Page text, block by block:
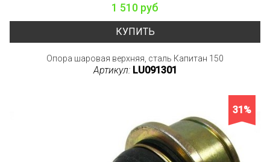
1 510 руб
КУПИТЬ
Опора шаровая верхняя, сталь Капитан 150
Артикул: LU091301
31%